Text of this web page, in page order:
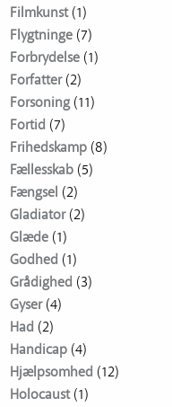
Filmkunst(1)
Flygtninge (7)
Forbrydelse (1)
Forfatter(2)
Forsoning(11)
Fortid (7)
Frihedskamp (8)
Fællesskab (5)
Fængsel (2)
Gladiator(2)
Glæde (1)
Godhed (1)
Grådighed (3)
Gyser(4)
Had (2)
Handicap (4)
Hjælpsomhed (12)
Holocaust(1)